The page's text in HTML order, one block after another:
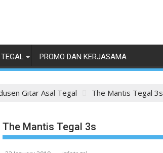
PROMO DAN KERJASAMA
Gitar Asal Tegal The Mantis Tegal 3s
The Mantis Tegal 3s